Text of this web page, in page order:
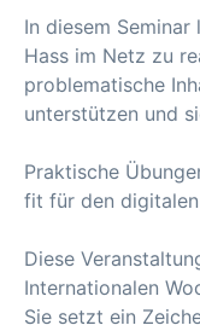
In diesem
Hass im Netz zu
problematische
unterstützen und
Praktische
fit für den
Diese
Internationalen
Sie setzt ein